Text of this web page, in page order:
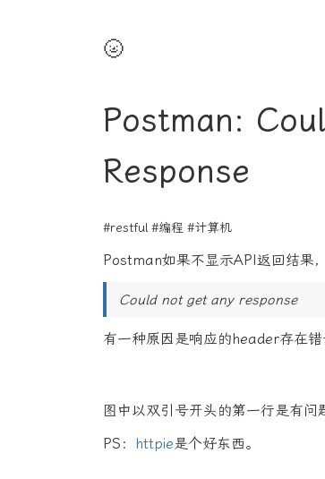
🌝
Postman:
Response
#restful #编程 #计算机
Postman如果不显示API返回结果
Could not get any response
有一种原因是响应的header存在错
图中以双引号开头的第一行是有问
PS： httpie是个好东西。